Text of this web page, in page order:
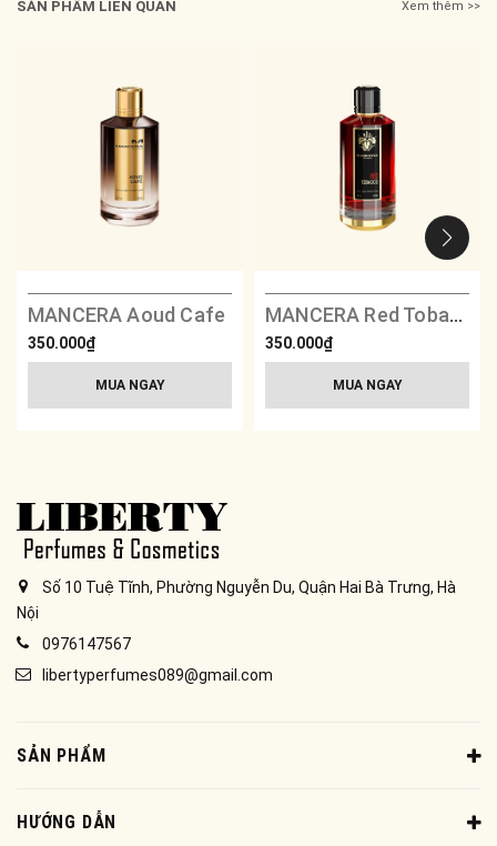
SẢN PHẨM LIÊN QUAN Xem thêm >>
MANCERA Aoud Cafe
350.000₫
MUA NGAY
MANCERA Red Tobacco
350.000₫
MUA NGAY
Số 10 Tuệ Tĩnh, Phường Nguyễn Du, Quận Hai Bà Trưng, Hà
Nội
0976147567
libertyperfumes089@gmail.com
SẢN PHẨM
HƯỚNG DẪN